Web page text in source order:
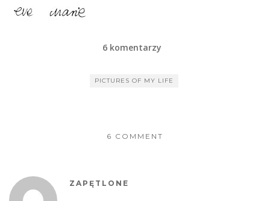
6 komentarzy
PICTURES OF MY LIFE
6 COMMENT
ZAPĘTLONE